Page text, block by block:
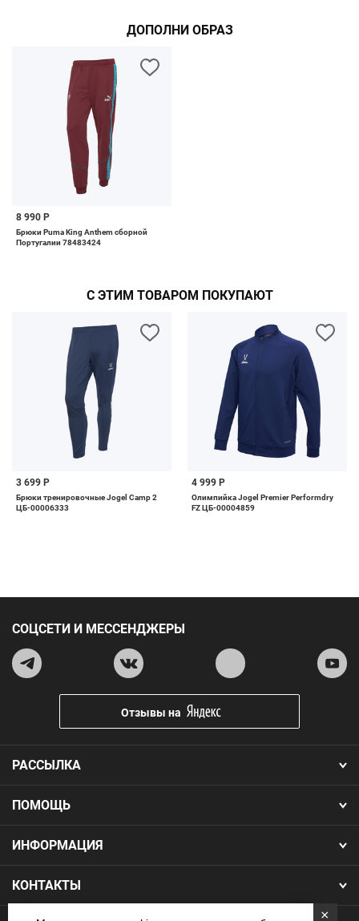
ДОПОЛНИ ОБРАЗ
8 990 Р
Брюки Puma King Anthem сборной
Португалии 78483424
С ЭТИМ ТОВАРОМ ПОКУПАЮТ
3 699 Р
Брюки тренировочные Jogel Camp 2
ЦБ-00006333
4 999 Р
Олимпийка Jogel Premier Performdry
FZ ЦБ-00004859
ПОМОЩЬ
ИНФОРМАЦИЯ
КОНТАКТЫ
РАССЫЛКА
СОЦСЕТИ И МЕССЕНДЖЕРЫ
Отзывы на
×